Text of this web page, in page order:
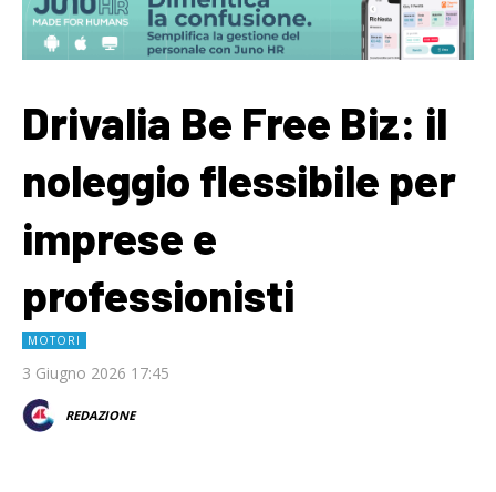
Drivalia Be Free Biz: il
noleggio flessibile per
imprese e
professionisti
MOTORI
3 Giugno 2026 17:45
REDAZIONE